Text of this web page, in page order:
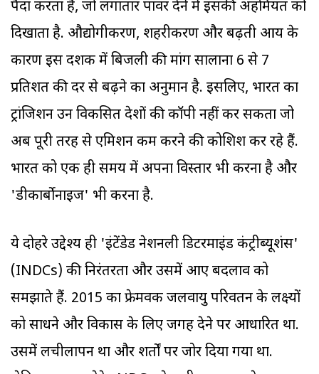
पैदा करता है, जो लगातार पावर देने में इसकी अहमियत को
दिखाता है. औद्योगीकरण, शहरीकरण और बढ़ती आय के
कारण इस दशक में बिजली की मांग सालाना 6 से 7
प्रतिशत की दर से बढ़ने का अनुमान है. इसलिए, भारत का
ट्रांजिशन उन विकसित देशों की कॉपी नहीं कर सकता जो
अब पूरी तरह से एमिशन कम करने की कोशिश कर रहे हैं.
भारत को एक ही समय में अपना विस्तार भी करना है और
'डीकार्बोनाइज' भी करना है.
ये दोहरे उद्देश्य ही 'इंटेंडेड नेशनली डिटरमाइंड कंट्रीब्यूशंस'
(INDCs) की निरंतरता और उसमें आए बदलाव को
समझाते हैं. 2015 का फ्रेमवर्क जलवायु परिवर्तन के लक्ष्यों
को साधने और विकास के लिए जगह देने पर आधारित था.
उसमें लचीलापन था और शर्तों पर जोर दिया गया था.